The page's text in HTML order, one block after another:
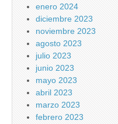
enero 2024
diciembre 2023
noviembre 2023
agosto 2023
julio 2023
junio 2023
mayo 2023
abril 2023
marzo 2023
febrero 2023